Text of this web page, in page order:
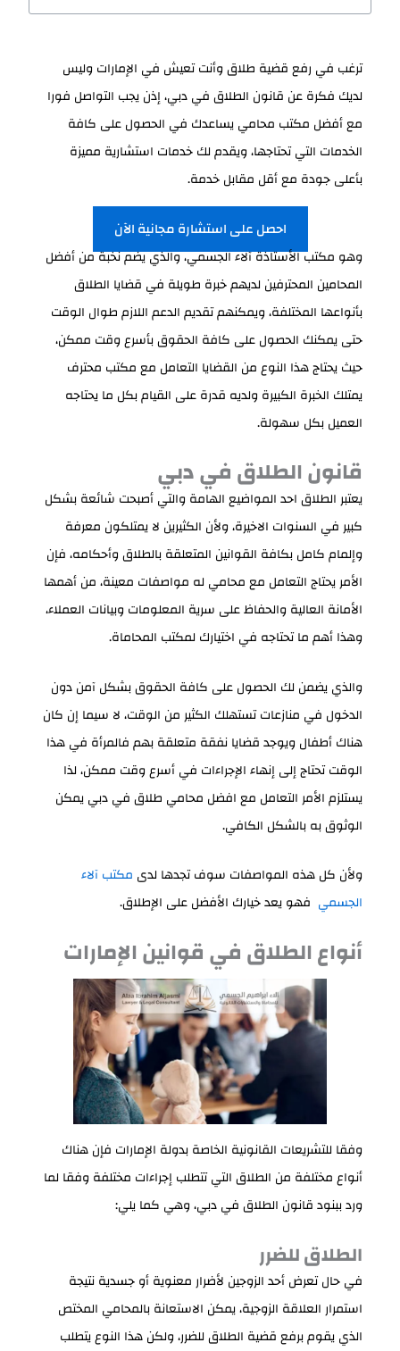
ترغب في رفع قضية طلاق وأنت تعيش في الإمارات وليس
لديك فكرة عن قانون الطلاق في دبي، إذن يجب التواصل فورا
مع أفضل مكتب محامي يساعدك في الحصول على كافة
الخدمات التي تحتاجها، ويقدم لك خدمات استشارية مميزة
بأعلى جودة مع أقل مقابل خدمة.
احصل على استشارة مجانية الآن
وهو مكتب الأستاذة آلاء الجسمي، والذي يضم نخبة من أفضل
المحامين المحترفين لديهم خبرة طويلة في قضايا الطلاق
بأنواعها المختلفة، ويمكنهم تقديم الدعم اللازم طوال الوقت
حتى يمكنك الحصول على كافة الحقوق بأسرع وقت ممكن،
حيث يحتاج هذا النوع من القضايا التعامل مع مكتب محترف
يمتلك الخبرة الكبيرة ولديه قدرة على القيام بكل ما يحتاجه
العميل بكل سهولة.
قانون الطلاق في دبي
يعتبر الطلاق احد المواضيع الهامة والتي أصبحت شائعة بشكل
كبير في السنوات الاخيرة، ولأن الكثيرين لا يمتلكون معرفة
وإلمام كامل بكافة القوانين المتعلقة بالطلاق وأحكامه، فإن
الأمر يحتاج التعامل مع محامي له مواصفات معينة، من أهمها
الأمانة العالية والحفاظ على سرية المعلومات وبيانات العملاء،
وهذا أهم ما تحتاجه في اختيارك لمكتب المحاماة.
والذي يضمن لك الحصول على كافة الحقوق بشكل آمن دون
الدخول في منازعات تستهلك الكثير من الوقت، لا سيما إن كان
هناك أطفال ويوجد قضايا نفقة متعلقة بهم فالمرأة في هذا
الوقت تحتاج إلى إنهاء الإجراءات في أسرع وقت ممكن، لذا
يستلزم الأمر التعامل مع افضل محامي طلاق في دبي يمكن
الوثوق به بالشكل الكافي.
ولأن كل هذه المواصفات سوف تجدها لدى مكتب آلاء
الجسمي فهو يعد خيارك الأفضل على الإطلاق.
أنواع الطلاق في قوانين الإمارات
وفقا للتشريعات القانونية الخاصة بدولة الإمارات فإن هناك
أنواع مختلفة من الطلاق التي تتطلب إجراءات مختلفة وفقا لما
ورد ببنود قانون الطلاق في دبي، وهي كما يلي:
الطلاق للضرر
في حال تعرض أحد الزوجين لأضرار معنوية أو جسدية نتيجة
استمرار العلاقة الزوجية، يمكن الاستعانة بالمحامي المختص
الذي يقوم برفع قضية الطلاق للضرر، ولكن هذا النوع يتطلب